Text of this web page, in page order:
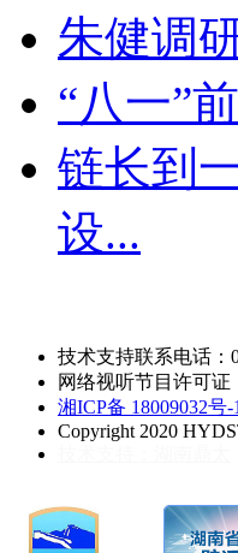
朱健调
“八一”
链长到
设...
技术支持联系电话：
网络视听节目许可证
湘ICP备 18009032号-1
Copyright 2020